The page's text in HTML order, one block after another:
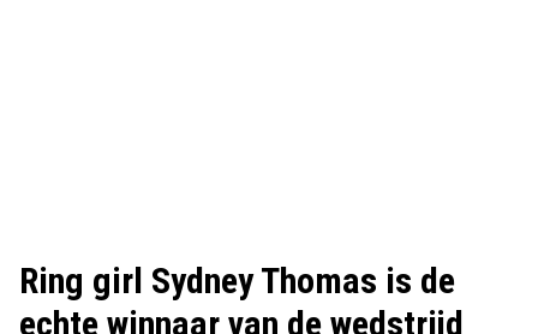
Ring girl Sydney Thomas is de
echte winnaar van de wedstrijd